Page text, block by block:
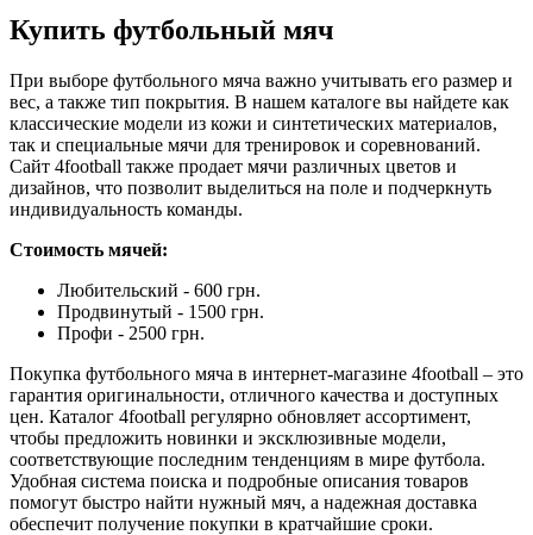
Купить футбольный мяч
При выборе футбольного мяча важно учитывать его размер и
вес, а также тип покрытия. В нашем каталоге вы найдете как
классические модели из кожи и синтетических материалов,
так и специальные мячи для тренировок и соревнований.
Сайт 4football также продает мячи различных цветов и
дизайнов, что позволит выделиться на поле и подчеркнуть
индивидуальность команды.
Стоимость мячей:
Любительский - 600 грн.
Продвинутый - 1500 грн.
Профи - 2500 грн.
Покупка футбольного мяча в интернет-магазине 4football – это
гарантия оригинальности, отличного качества и доступных
цен. Каталог 4football регулярно обновляет ассортимент,
чтобы предложить новинки и эксклюзивные модели,
соответствующие последним тенденциям в мире футбола.
Удобная система поиска и подробные описания товаров
помогут быстро найти нужный мяч, а надежная доставка
обеспечит получение покупки в кратчайшие сроки.